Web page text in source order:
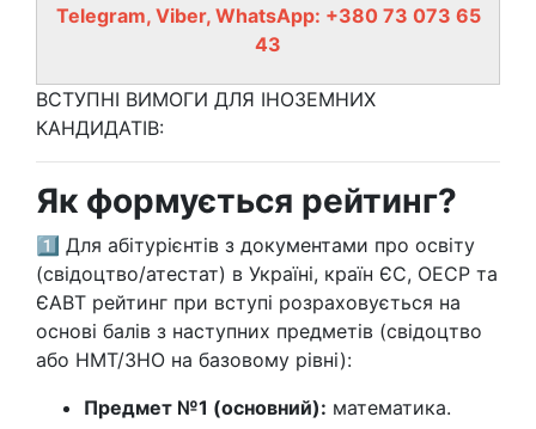
Telegram, Viber, WhatsApp: +380 73 073 65
43
ВСТУПНІ ВИМОГИ ДЛЯ ІНОЗЕМНИХ
КАНДИДАТІВ:
Як формується рейтинг?
1️⃣ Для абітурієнтів з документами про освіту
(свідоцтво/атестат) в Україні, країн ЄС, ОЕСР та
ЄАВТ рейтинг при вступі розраховується на
основі балів з наступних предметів (свідоцтво
або НМТ/ЗНО на базовому рівні):
Предмет №1 (основний): математика.